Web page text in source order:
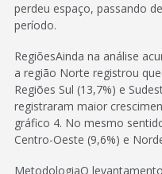
perdeu espaço, passando
período.
RegiõesAinda na análise
a região Norte registrou
Regiões Sul (13,7%) e
registraram maior
gráfico 4. No mesmo
Centro-Oeste (9,6%) e
MetodologiaO